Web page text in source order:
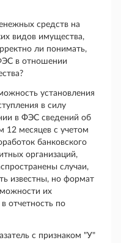
средств на
видов имущества,
ли понимать,
в отношении
установления
в силу
в ФЭС сведений об
12 месяцев с учетом
банковского
организаций,
случаи,
известны, но формат
их
отчетность по
с признаком "У"